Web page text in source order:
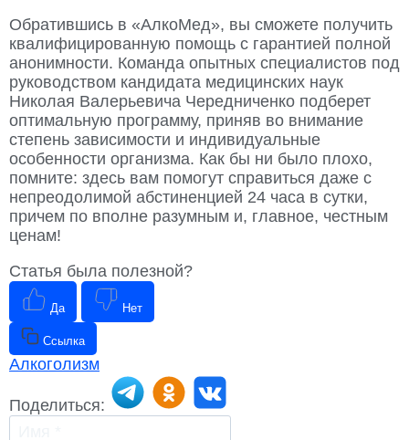
Обратившись в «АлкоМед», вы сможете получить
квалифицированную помощь с гарантией полной
анонимности. Команда опытных специалистов под
руководством кандидата медицинских наук
Николая Валерьевича Чередниченко подберет
оптимальную программу, приняв во внимание
степень зависимости и индивидуальные
особенности организма. Как бы ни было плохо,
помните: здесь вам помогут справиться даже с
непреодолимой абстиненцией 24 часа в сутки,
причем по вполне разумным и, главное, честным
ценам!
Статья была полезной?
Да Нет
Ссылка
Алкоголизм
Поделиться: